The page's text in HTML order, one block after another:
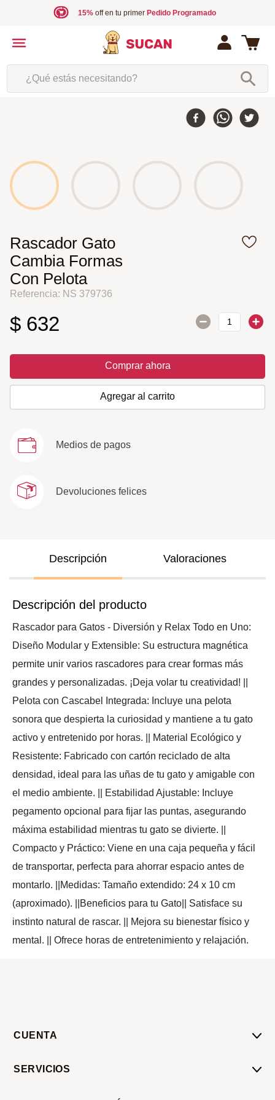
15%off en tu primer Pedido Programado
¿Qué estás necesitando?
Rascador Gato
Cambia Formas
Con Pelota
Referencia: NS 379736
$ 632
Comprar ahora
Agregar al carrito
Medios de pagos
Devoluciones felices
Descripción Valoraciones
Descripción del producto
Rascador para Gatos - Diversión y Relax Todo en Uno:
Diseño Modular y Extensible: Su estructura magnética
permite unir varios rascadores para crear formas más
grandes y personalizadas. ¡Deja volar tu creatividad! ||
Pelota con Cascabel Integrada: Incluye una pelota
sonora que despierta la curiosidad y mantiene a tu gato
activo y entretenido por horas. || Material Ecológico y
Resistente: Fabricado con cartón reciclado de alta
densidad, ideal para las uñas de tu gato y amigable con
el medio ambiente. || Estabilidad Ajustable: Incluye
pegamento opcional para fijar las puntas, asegurando
máxima estabilidad mientras tu gato se divierte. ||
Compacto y Práctico: Viene en una caja pequeña y fácil
de transportar, perfecta para ahorrar espacio antes de
montarlo. ||Medidas: Tamaño extendido: 24 x 10 cm
(aproximado). ||Beneficios para tu Gato|| Satisface su
instinto natural de rascar. || Mejora su bienestar físico y
mental. || Ofrece horas de entretenimiento y relajación.
CUENTA
SERVICIOS